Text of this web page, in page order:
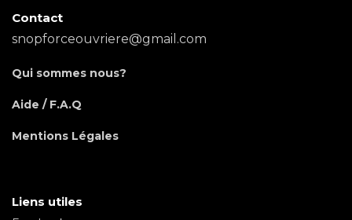
Contact
snopforceouvriere@gmail.com
Qui sommes nous?
Aide / F.A.Q
Mentions Légales
Liens utiles